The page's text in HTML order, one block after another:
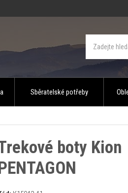
Sběratelské potřeby
boty Kion